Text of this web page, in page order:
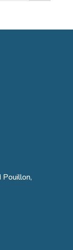
Pouillon,